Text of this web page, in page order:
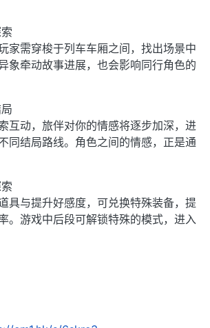
家需穿梭于列车车厢之间，找出场景中
象牵动故事进展，也会影响同行角色的
互动，旅伴对你的情感将逐步加深，进
同结局路线。角色之间的情感，正是通
具与提升好感度，可兑换特殊装备，提
。游戏中后段可解锁特殊的模式，进入